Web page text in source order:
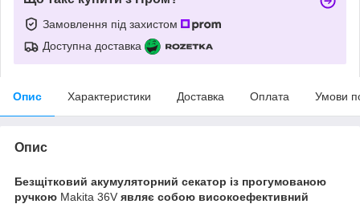
Замовлення під захистом
Доступна доставка
Опис Характеристики Доставка Оплата Умови
Опис
Безщітковий акумуляторний секатор із прогумованою
ручкою Makita 36V являє собою високоефективний